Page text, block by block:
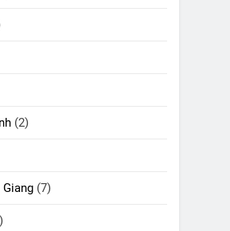
(2)
Giang (7)